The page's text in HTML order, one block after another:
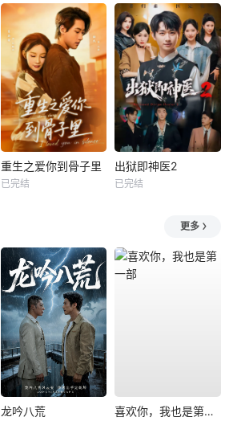
重生之爱你到骨子里
已完结
出狱即神医2
已完结
更多
龙吟八荒 喜欢你，我也是第一部